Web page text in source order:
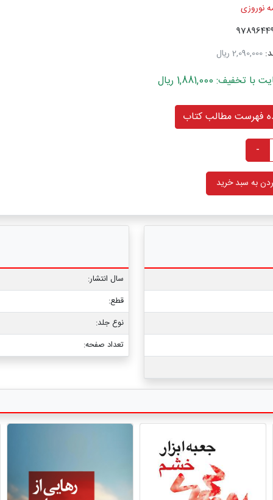
نوروزی
2,090,000 ریال
1,881,000 ریال
فهرست مطالب کتاب
-
به سبد خرید
سال انتشار:
قطع:
نوع جلد:
تعداد صفحه: